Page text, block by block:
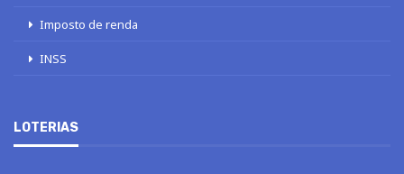
Imposto de renda
INSS
LOTERIAS